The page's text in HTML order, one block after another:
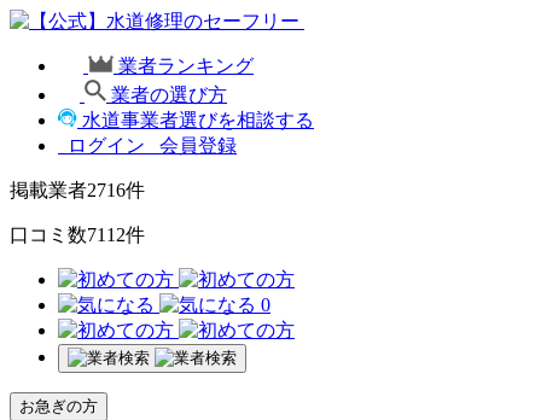
業者ランキング
業者の選び方
水道事業者選びを相談する
ログイン
会員登録
掲載業者2716件
口コミ数7112件
0
お急ぎの方